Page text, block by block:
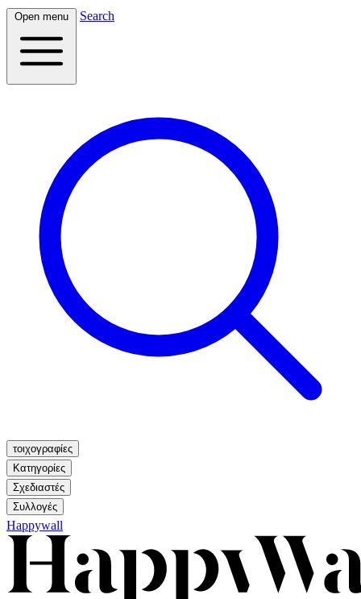
Open menu Search
τοιχογραφίες
Κατηγορίες
Σχεδιαστές
Συλλογές
Happywall